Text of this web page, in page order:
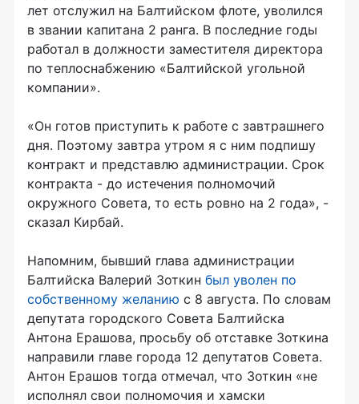
лет отслужил на Балтийском флоте, уволился
в звании капитана 2 ранга. В последние годы
работал в должности заместителя директора
по теплоснабжению «Балтийской угольной
компании».
«Он готов приступить к работе с завтрашнего
дня. Поэтому завтра утром я с ним подпишу
контракт и представлю администрации. Срок
контракта - до истечения полномочий
окружного Совета, то есть ровно на 2 года», -
сказал Кирбай.
Напомним, бывший глава администрации
Балтийска Валерий Зоткин был уволен по
собственному желанию с 8 августа. По словам
депутата городского Совета Балтийска
Антона Ерашова, просьбу об отставке Зоткина
направили главе города 12 депутатов Совета.
Антон Ерашов тогда отмечал, что Зоткин «не
исполнял свои полномочия и хамски